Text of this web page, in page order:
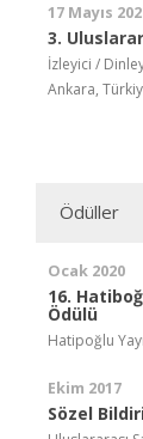
17 Mayıs
3.
İzleyici /
Ankara,
Ödüller
Ocak 2020
16.
Ödülü
Hatipoğlu
Ekim 2017
Sözel